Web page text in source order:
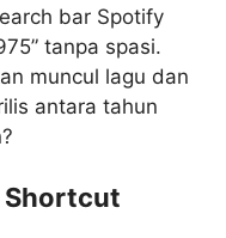
bar Spotify
tanpa spasi.
muncul lagu dan
antara tahun
Shortcut